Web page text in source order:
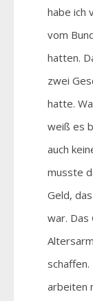
habe ich
vom
hatten.
zwei
hatte.
weiß es
auch
musste
Geld,
war. Das
arbeiten